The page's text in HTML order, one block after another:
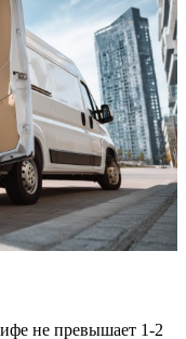
не превышает 1-2